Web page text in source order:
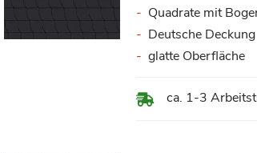
ca. 1-3
Quadrate mit
Deutsche Deckung
glatte Oberfläche